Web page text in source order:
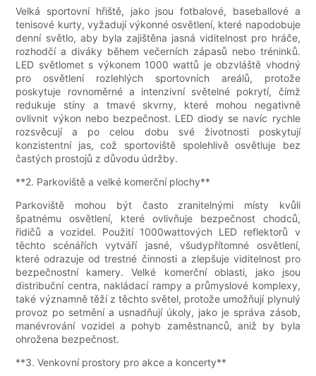
Velká sportovní hřiště, jako jsou fotbalové, baseballové a
tenisové kurty, vyžadují výkonné osvětlení, které napodobuje
denní světlo, aby byla zajištěna jasná viditelnost pro hráče,
rozhodčí a diváky během večerních zápasů nebo tréninků.
LED světlomet s výkonem 1000 wattů je obzvláště vhodný
pro osvětlení rozlehlých sportovních areálů, protože
poskytuje rovnoměrné a intenzivní světelné pokrytí, čímž
redukuje stíny a tmavé skvrny, které mohou negativně
ovlivnit výkon nebo bezpečnost. LED diody se navíc rychle
rozsvěcují a po celou dobu své životnosti poskytují
konzistentní jas, což sportoviště spolehlivě osvětluje bez
častých prostojů z důvodu údržby.
**2. Parkoviště a velké komerční plochy**
Parkoviště mohou být často zranitelnými místy kvůli
špatnému osvětlení, které ovlivňuje bezpečnost chodců,
řidičů a vozidel. Použití 1000wattových LED reflektorů v
těchto scénářích vytváří jasné, všudypřítomné osvětlení,
které odrazuje od trestné činnosti a zlepšuje viditelnost pro
bezpečnostní kamery. Velké komerční oblasti, jako jsou
distribuční centra, nakládací rampy a průmyslové komplexy,
také významně těží z těchto světel, protože umožňují plynulý
provoz po setmění a usnadňují úkoly, jako je správa zásob,
manévrování vozidel a pohyb zaměstnanců, aniž by byla
ohrožena bezpečnost.
**3. Venkovní prostory pro akce a koncerty**